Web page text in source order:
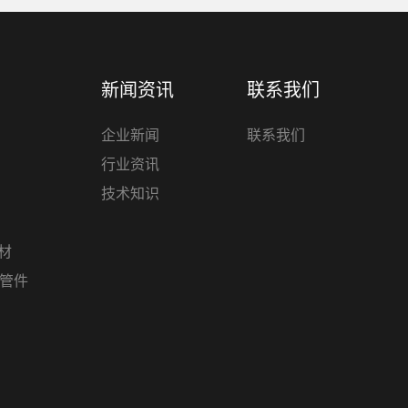
件
新闻资讯
企业新闻
行业资讯
技术知识
联系我们
联系我们